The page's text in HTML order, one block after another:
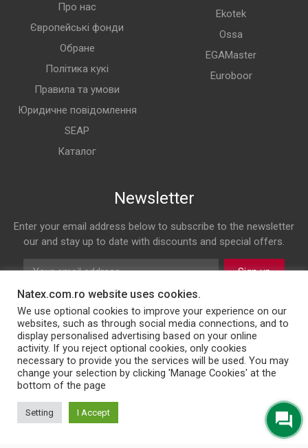
Про нас
Європейські фонди
Обране
Політика кукі
Правила та умови
Юридичне повідомлення
SEAP
Каталог
Ekotek
Ossa
EGAMaster
Euroboor
Newsletter
Enter your email address below to subscribe to the newsletter
our and stay up to date with discounts and special offers.
Sign up
Follow us on
FacebookTwitterInstagramLinkedIn
© 2026 NATEX INT SRL
Natex.com.ro website uses cookies.
We use optional cookies to improve your experience on our
websites, such as through social media connections, and to
display personalised advertising based on your online
activity. If you reject optional cookies, only cookies
necessary to provide you the services will be used. You may
change your selection by clicking 'Manage Cookies' at the
bottom of the page
Setting I Accept